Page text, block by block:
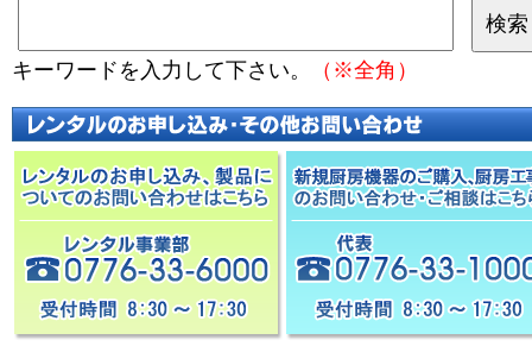
キーワードを入力して下さい。 （※全角）